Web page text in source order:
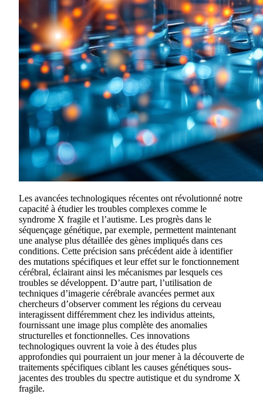
Les avancées technologiques récentes ont révolutionné notre
capacité à étudier les troubles complexes comme le
syndrome X fragile et l’autisme. Les progrès dans le
séquençage génétique, par exemple, permettent maintenant
une analyse plus détaillée des gènes impliqués dans ces
conditions. Cette précision sans précédent aide à identifier
des mutations spécifiques et leur effet sur le fonctionnement
cérébral, éclairant ainsi les mécanismes par lesquels ces
troubles se développent. D’autre part, l’utilisation de
techniques d’imagerie cérébrale avancées permet aux
chercheurs d’observer comment les régions du cerveau
interagissent différemment chez les individus atteints,
fournissant une image plus complète des anomalies
structurelles et fonctionnelles. Ces innovations
technologiques ouvrent la voie à des études plus
approfondies qui pourraient un jour mener à la découverte de
traitements spécifiques ciblant les causes génétiques sous-
jacentes des troubles du spectre autistique et du syndrome X
fragile.